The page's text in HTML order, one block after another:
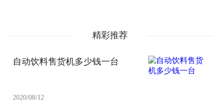
精彩推荐
自动饮料售货机多少钱一台
2020/08/12